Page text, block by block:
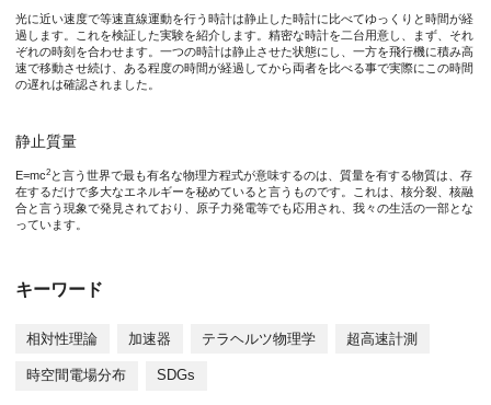
論文タイトル：Ultrafast visualization of an electric field
論文タイトル訳：ローレンツ変換下における電場の超高速計測
著者： Masato Ota, Koichi Kan, Soichiro Komada, Youwei
著者（漢字表記）：太田雅人（大阪大学レーザー科学研究所）
本研究は、JSPS科研費（JP20H02206, JP19K05331,
参考URL
中嶋 誠 准教授 研究者Web
研究者総覧
光に近い速度で等速直線運動を行う時計は静止した時計に比べてゆっくりと時間が経
過します。これを検証した実験を紹介します。精密な時計を二台用意し、まず、それ
ぞれの時刻を合わせます。一つの時計は静止させた状態にし、一方を飛行機に積み高
速で移動させ続け、ある程度の時間が経過してから両者を比べる事で実際にこの時間
の遅れは確認されました。
静止質量
E=mc2 と言う世界で最も有名な物理方程式が意味するのは、質量を有する物質は、存
在するだけで多大なエネルギーを秘めていると言うものです。これは、核分裂、核融
合と言う現象で発見されており、原子力発電等でも応用され、我々の生活の一部とな
っています。
キーワード
相対性理論 加速器 テラヘルツ物理学 超高速計測
時空間電場分布 SDGs